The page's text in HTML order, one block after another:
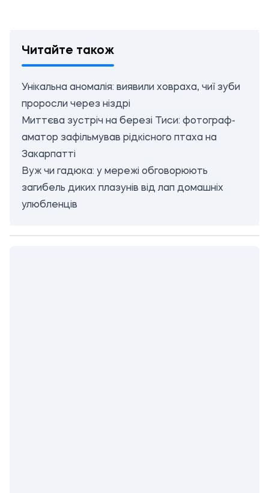
Читайте також
Унікальна аномалія: виявили ховраха, чиї зуби
проросли через ніздрі
Миттєва зустріч на березі Тиси: фотограф-
аматор зафільмував рідкісного птаха на
Закарпатті
Вуж чи гадюка: у мережі обговорюють
загибель диких плазунів від лап домашніх
улюбленців